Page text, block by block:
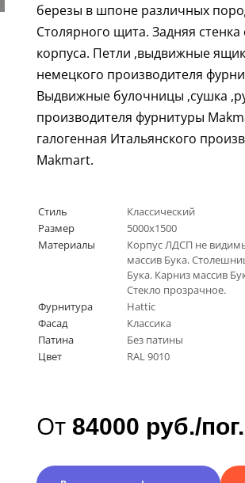
березы в шпоне различных
Столярного щита. Задняя стенка
корпуса. Петли ,выдвижные
немецкого производителя
Выдвижные булочницы ,сушка
производителя фурнитуры
галогенная Итальянского
Makmart.
Стиль
Классический
Размер
5000х1500
Материалы
Корпус ЛДСП не
массив Бука.
Бука. Карниз массив
Стекло прозрачное.
Фурнитура
Hattic
Фасад
Классика
Патина
Без патины
Цвет
RAL 9010
От 84000 руб./